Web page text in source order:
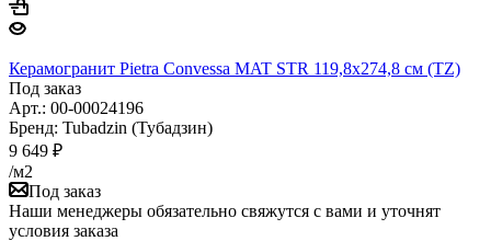
Керамогранит Pietra Convessa MAT STR 119,8x274,8 см (TZ)
Под заказ
Арт.: 00-00024196
Бренд: Tubadzin (Тубадзин)
9 649 ₽
/м2
Под заказ
Наши менеджеры обязательно свяжутся с вами и уточнят
условия заказа